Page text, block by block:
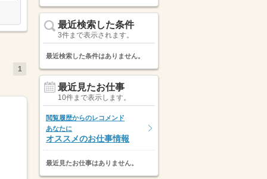
1
最近検索した条件
3件まで表示されます。
最近検索した条件はありません。
最近見たお仕事
10件まで表示します。
閲覧履歴からのレコメンド
あなたに
オススメのお仕事情報
最近見たお仕事はありません。